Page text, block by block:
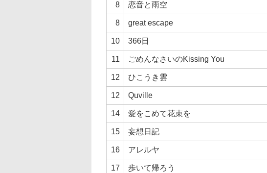
8 恋音と雨空
8 great escape
10 366日
11 ごめんなさいのKissing You
12 ひこうき雲
12 Quville
14 愛をこめて花束を
15 妄想日記
16 アレルヤ
17 歩いて帰ろう